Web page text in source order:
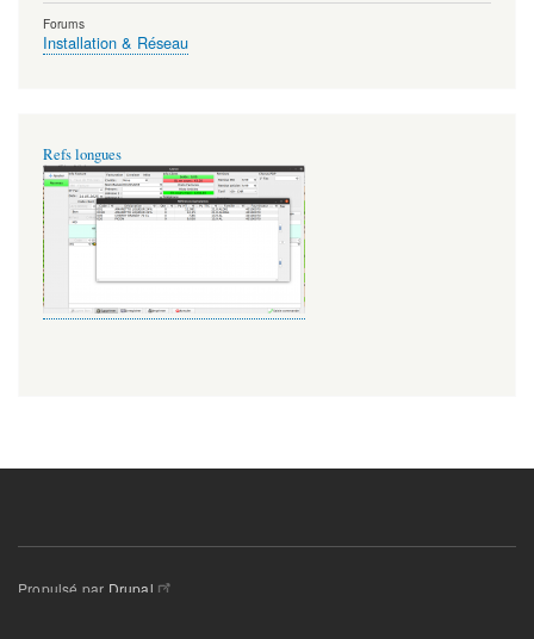
Forums
Installation & Réseau
Refs longues
Propulsé par Drupal